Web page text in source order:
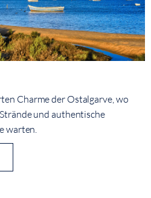
Charme der Ostalgarve, wo
und authentische
warten.